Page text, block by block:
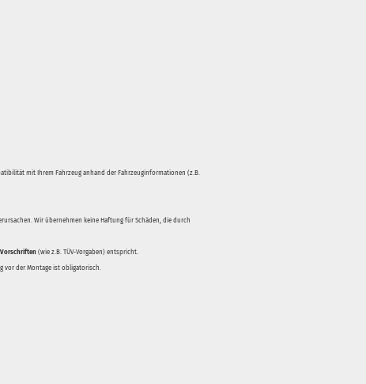
mit Ihrem Fahrzeug anhand der Fahrzeuginformationen (z.B.
Wir übernehmen keine Haftung für Schäden, die durch
(wie z.B. TÜV-Vorgaben) entspricht.
vor der Montage ist obligatorisch.